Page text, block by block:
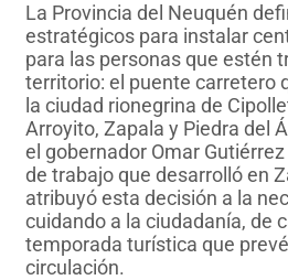
La Provincia del Neuquén
estratégicos para instalar
para las personas que estén
territorio: el puente carretero
la ciudad rionegrina de
Arroyito, Zapala y Piedra del
el gobernador Omar
de trabajo que desarrolló en
atribuyó esta decisión a la
cuidando a la ciudadanía, de
temporada turística que
circulación.